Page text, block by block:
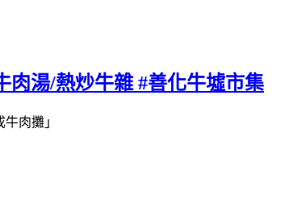
肉湯/熱炒牛雜 #善化牛墟市集
肉攤」